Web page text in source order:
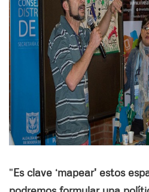
"Es clave ‘mapear' estos